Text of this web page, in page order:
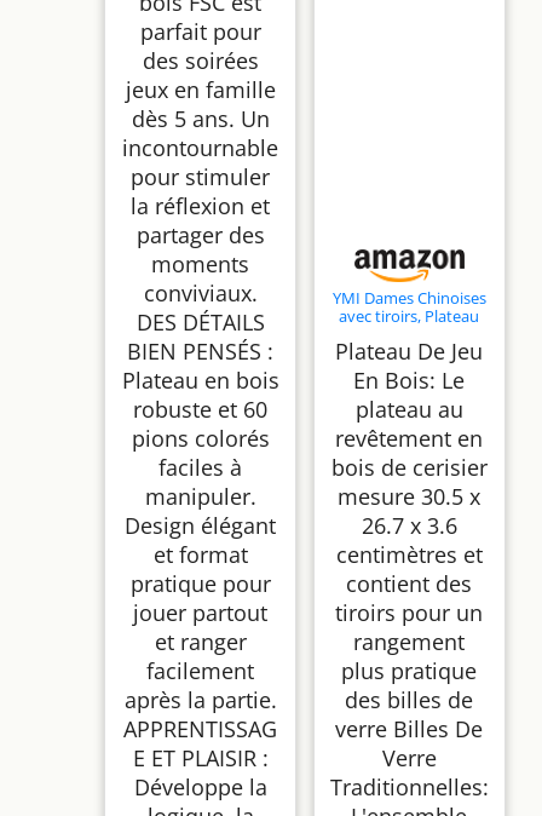
parfait pour
des soirées
jeux en famille
dès 5 ans. Un
incontournable
pour stimuler
la réflexion et
partager des
moments
conviviaux.
DES DÉTAILS
BIEN PENSÉS :
Plateau en bois
robuste et 60
pions colorés
faciles à
manipuler.
Design élégant
et format
pratique pour
jouer partout
et ranger
facilement
après la partie.
APPRENTISSAG
E ET PLAISIR :
Développe la
YMI Dames Chinoises
avec tiroirs, Plateau
Plateau De Jeu
En Bois: Le
plateau au
revêtement en
bois de cerisier
mesure 30.5 x
26.7 x 3.6
centimètres et
contient des
tiroirs pour un
rangement
plus pratique
des billes de
verre Billes De
Verre
Traditionnelles: